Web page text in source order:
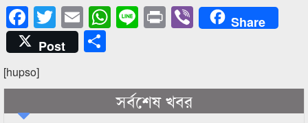
Facebook
Twitter
EmailWhatsApp
LinePrintViberShare
Post
[hupso]
সর্বশেষ খবর